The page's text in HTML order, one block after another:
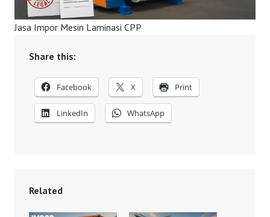
Jasa Impor Mesin Laminasi CPP
Share this:
Facebook X Print
LinkedIn WhatsApp
Related